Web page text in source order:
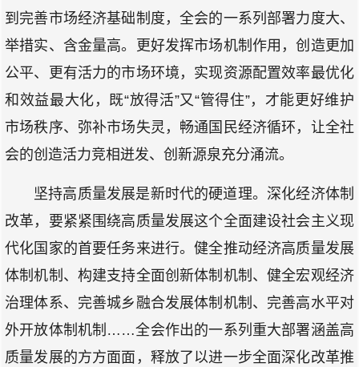
到完善市场经济基础制度，全会的一系列部署力度大、
举措实、含金量高。更好发挥市场机制作用，创造更加
公平、更有活力的市场环境，实现资源配置效率最优化
和效益最大化，既“放得活”又“管得住”，才能更好维护
市场秩序、弥补市场失灵，畅通国民经济循环，让全社
会的创造活力竞相迸发、创新源泉充分涌流。
坚持高质量发展是新时代的硬道理。深化经济体制
改革，要紧紧围绕高质量发展这个全面建设社会主义现
代化国家的首要任务来进行。健全推动经济高质量发展
体制机制、构建支持全面创新体制机制、健全宏观经济
治理体系、完善城乡融合发展体制机制、完善高水平对
外开放体制机制……全会作出的一系列重大部署涵盖高
质量发展的方方面面，释放了以进一步全面深化改革推